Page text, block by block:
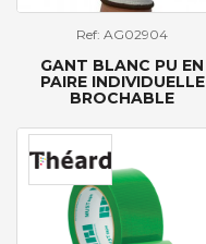
Ref: AG02904
GANT BLANC PU EN
PAIRE INDIVIDUELLE
BROCHABLE